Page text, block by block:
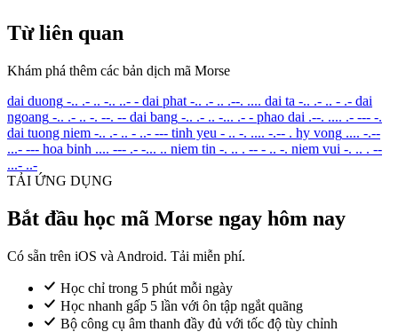
Từ liên quan
Khám phá thêm các bản dịch mã Morse
dai duong -.. .- .. -.. ..- - dai phat -.. .- .. .--. .... dai ta -.. .- .. - .- dai
ngoang -.. .- .. -. --. -- dai bang -.. .- .. -... .- - phao dai .--. .... .- --- -.
dai tuong niem -.. .- .. - ..- --- tinh yeu - .. -. .... -.-- . hy vong .... -.--
...- --- hoa binh .... --- .- -... .. niem tin -. .. . -- - .. -. niem vui -. .. . --
...- ..-
TẢI ỨNG DỤNG
Bắt đầu học mã Morse ngay hôm nay
Có sẵn trên iOS và Android. Tải miễn phí.
Học chỉ trong 5 phút mỗi ngày
Học nhanh gấp 5 lần với ôn tập ngắt quãng
Bộ công cụ âm thanh đầy đủ với tốc độ tùy chỉnh